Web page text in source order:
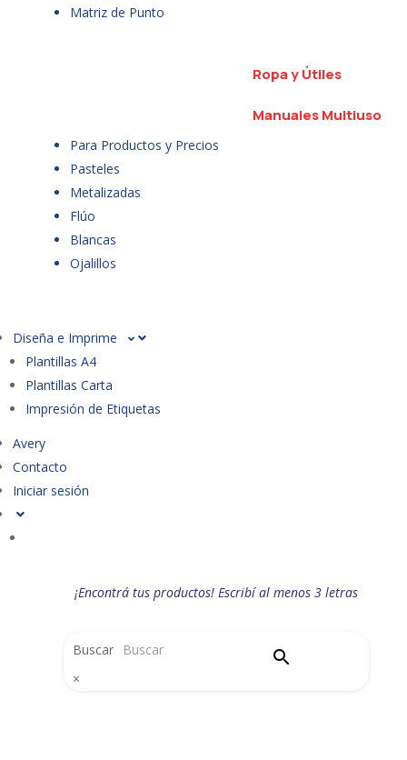
Matriz de Punto
Ropa y Útiles
Manuales Multiuso
Para Productos y Precios
Pasteles
Metalizadas
Flúo
Blancas
Ojalillos
Diseña e Imprime
Plantillas A4
Plantillas Carta
Impresión de Etiquetas
Avery
Contacto
Iniciar sesión
¡Encontrá tus productos! Escribí al menos 3 letras
Buscar
×